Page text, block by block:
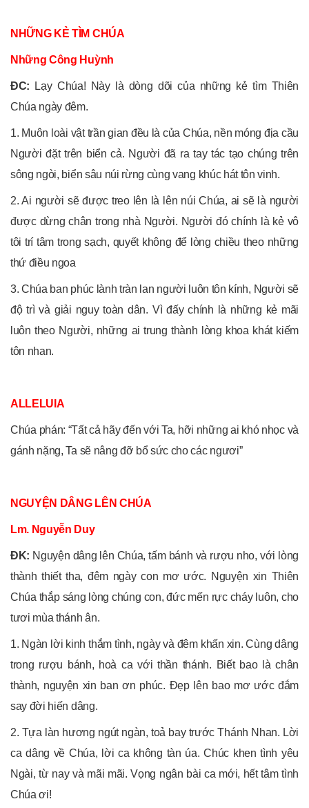
NHỮNG KẺ TÌM CHÚA
Những Công Huỳnh
ĐC: Lạy Chúa! Này là dòng dõi của những kẻ tìm Thiên
Chúa ngày đêm.
1. Muôn loài vật trần gian đều là của Chúa, nền móng địa cầu
Người đặt trên biển cả. Người đã ra tay tác tạo chúng trên
sông ngòi, biển sâu núi rừng cùng vang khúc hát tôn vinh.
2. Ai người sẽ được treo lên là lên núi Chúa, ai sẽ là người
được dừng chân trong nhà Người. Người đó chính là kẻ vô
tôi trí tâm trong sạch, quyết không để lòng chiều theo những
thứ điều ngoa
3. Chúa ban phúc lành tràn lan người luôn tôn kính, Người sẽ
độ trì và giải nguy toàn dân. Vì đấy chính là những kẻ mãi
luôn theo Người, những ai trung thành lòng khoa khát kiếm
tôn nhan.
ALLELUIA
Chúa phán: “Tất cả hãy đến với Ta, hỡi những ai khó nhọc và
gánh nặng, Ta sẽ nâng đỡ bổ sức cho các ngươi”
NGUYỆN DÂNG LÊN CHÚA
Lm. Nguyễn Duy
ĐK: Nguyện dâng lên Chúa, tấm bánh và rượu nho, với lòng
thành thiết tha, đêm ngày con mơ ước. Nguyện xin Thiên
Chúa thắp sáng lòng chúng con, đức mến rực cháy luôn, cho
tươi mùa thánh ân.
1. Ngàn lời kinh thắm tình, ngày và đêm khấn xin. Cùng dâng
trong rượu bánh, hoà ca với thần thánh. Biết bao là chân
thành, nguyện xin ban ơn phúc. Đẹp lên bao mơ ước đắm
say đời hiến dâng.
2. Tựa làn hương ngút ngàn, toả bay trước Thánh Nhan. Lời
ca dâng về Chúa, lời ca không tàn úa. Chúc khen tình yêu
Ngài, từ nay và mãi mãi. Vọng ngân bài ca mới, hết tâm tình
Chúa ơi!